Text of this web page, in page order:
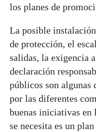
los planes de
La posible
de protección, el
salidas, la exigencia
declaración
públicos son algunas
por las diferentes
buenas iniciativas en
se necesita es un